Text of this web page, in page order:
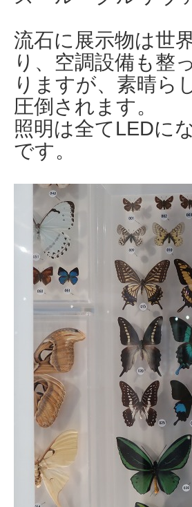
流石に展示物は世
り、空調設備も整
りますが、素晴ら
圧倒されます。
照明は全てLEDに
です。